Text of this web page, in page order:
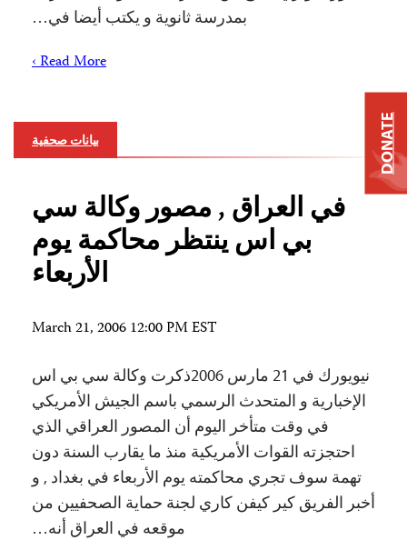
بمدرسة ثانوية و يكتب أيضا في…
Read More ›
بيانات صحفية
في العراق , مصور وكالة سي
بي اس ينتظر محاكمة يوم
الأربعاء
March 21, 2006 12:00 PM EST
نيويورك في 21 مارس 2006ذكرت وكالة سي بي اس
الإخبارية و المتحدث الرسمي باسم الجيش الأمريكي
في وقت متأخر اليوم أن المصور العراقي الذي
احتجزته القوات الأمريكية منذ ما يقارب السنة دون
تهمة سوف تجري محاكمته يوم الأربعاء في بغداد , و
أخبر الفريق كير كيفن كاري لجنة حماية الصحفيين من
موقعه في العراق أنه…
DONATE